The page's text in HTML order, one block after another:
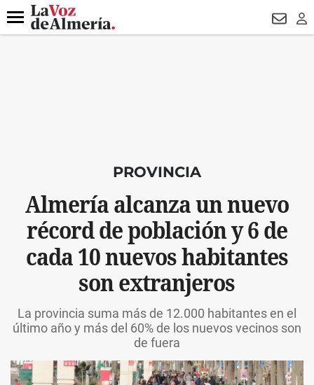
DESTACADO
Menú
PROVINCIA
Almería alcanza un nuevo
récord de población y 6 de
cada 10 nuevos habitantes
son extranjeros
La provincia suma más de 12.000 habitantes en el
último año y más del 60% de los nuevos vecinos son
de fuera